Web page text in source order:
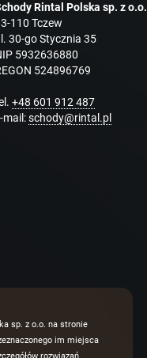
Rintal Polska sp. z o.o.
110 Tczew
30-go Stycznia 35
5932636880
524896769
+48 601 912 487
mail:schody@rintal.pl
sp. z o.o. na stronie
im miejsca